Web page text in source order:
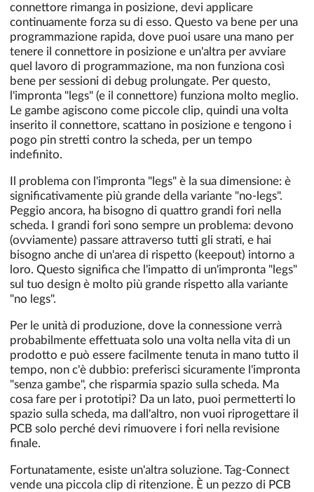
connettore rimanga in posizione, devi applicare
continuamente forza su di esso. Questo va bene per una
programmazione rapida, dove puoi usare una mano per
tenere il connettore in posizione e un'altra per avviare
quel lavoro di programmazione, ma non funziona così
bene per sessioni di debug prolungate. Per questo,
l'impronta "legs" (e il connettore) funziona molto meglio.
Le gambe agiscono come piccole clip, quindi una volta
inserito il connettore, scattano in posizione e tengono i
pogo pin stretti contro la scheda, per un tempo
indefinito.
Il problema con l'impronta "legs" è la sua dimensione: è
significativamente più grande della variante "no-legs".
Peggio ancora, ha bisogno di quattro grandi fori nella
scheda. I grandi fori sono sempre un problema: devono
(ovviamente) passare attraverso tutti gli strati, e hai
bisogno anche di un'area di rispetto (keepout) intorno a
loro. Questo significa che l'impatto di un'impronta "legs"
sul tuo design è molto più grande rispetto alla variante
"no legs".
Per le unità di produzione, dove la connessione verrà
probabilmente effettuata solo una volta nella vita di un
prodotto e può essere facilmente tenuta in mano tutto il
tempo, non c'è dubbio: preferisci sicuramente l'impronta
"senza gambe", che risparmia spazio sulla scheda. Ma
cosa fare per i prototipi? Da un lato, puoi permetterti lo
spazio sulla scheda, ma dall'altro, non vuoi riprogettare il
PCB solo perché devi rimuovere i fori nella revisione
finale.
Fortunatamente, esiste un'altra soluzione. Tag-Connect
vende una piccola clip di ritenzione. È un pezzo di PCB